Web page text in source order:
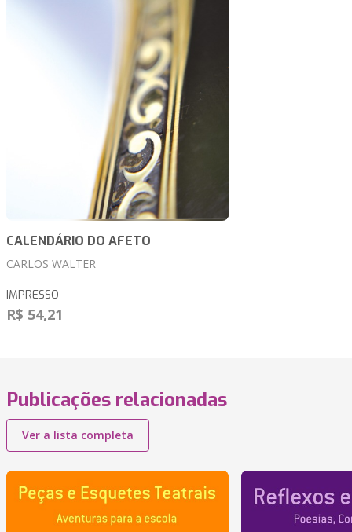
CALENDÁRIO DO AFETO
CARLOS WALTER
IMPRESSO
R$ 54,21
Publicações relacionadas
Ver a lista completa